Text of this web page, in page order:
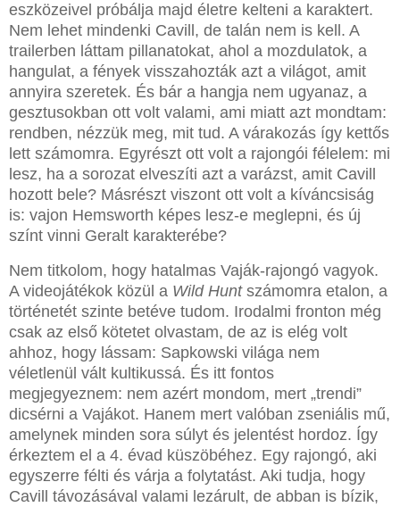
eszközeivel próbálja majd életre kelteni a karaktert.
Nem lehet mindenki Cavill, de talán nem is kell. A
trailerben láttam pillanatokat, ahol a mozdulatok, a
hangulat, a fények visszahozták azt a világot, amit
annyira szeretek. És bár a hangja nem ugyanaz, a
gesztusokban ott volt valami, ami miatt azt mondtam:
rendben, nézzük meg, mit tud. A várakozás így kettős
lett számomra. Egyrészt ott volt a rajongói félelem: mi
lesz, ha a sorozat elveszíti azt a varázst, amit Cavill
hozott bele? Másrészt viszont ott volt a kíváncsiság
is: vajon Hemsworth képes lesz-e meglepni, és új
színt vinni Geralt karakterébe?
Nem titkolom, hogy hatalmas Vaják-rajongó vagyok.
A videojátékok közül a Wild Huntszámomra etalon, a
történetét szinte betéve tudom. Irodalmi fronton még
csak az első kötetet olvastam, de az is elég volt
ahhoz, hogy lássam: Sapkowski világa nem
véletlenül vált kultikussá. És itt fontos
megjegyeznem: nem azért mondom, mert „trendi”
dicsérni a Vajákot. Hanem mert valóban zseniális mű,
amelynek minden sora súlyt és jelentést hordoz. Így
érkeztem el a 4. évad küszöbéhez. Egy rajongó, aki
egyszerre félti és várja a folytatást. Aki tudja, hogy
Cavill távozásával valami lezárult, de abban is bízik,